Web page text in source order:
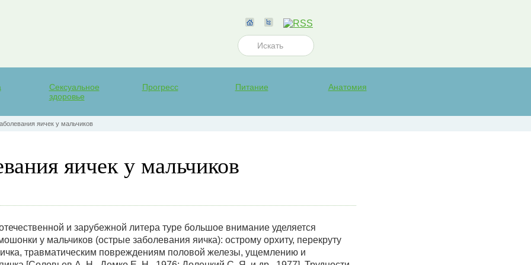
Сексуальное
здоровье
Прогресс Питание Анатомия
яичек у мальчиков
яичек у мальчиков
и зарубежной литера туре большое внимание уделяется
у мальчиков (острые заболевания яичка): острому орхиту, перекруту
травматическим повреждениям половой железы, ущемлению и